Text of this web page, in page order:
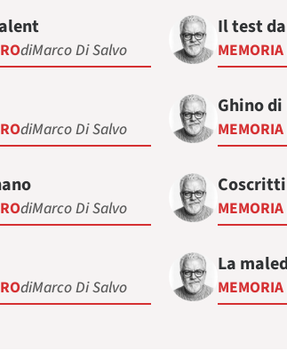
diMarco Di Salvo
Il test
diMarco Di Salvo
Ghino
diMarco Di Salvo
diMarco Di Salvo
La